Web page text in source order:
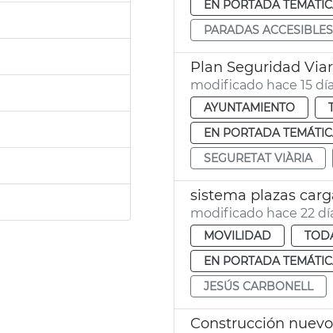
EN PORTADA
PARADAS ACCESIBLES
Plan Seguridad
modificado hace 15
AYUNTAMIENTO
EN PORTADA
SEGURETAT VIÀRIA
sistema plazas
modificado hace 22
MOVILIDAD
EN PORTADA
JESÚS CARBONELL
Construcción